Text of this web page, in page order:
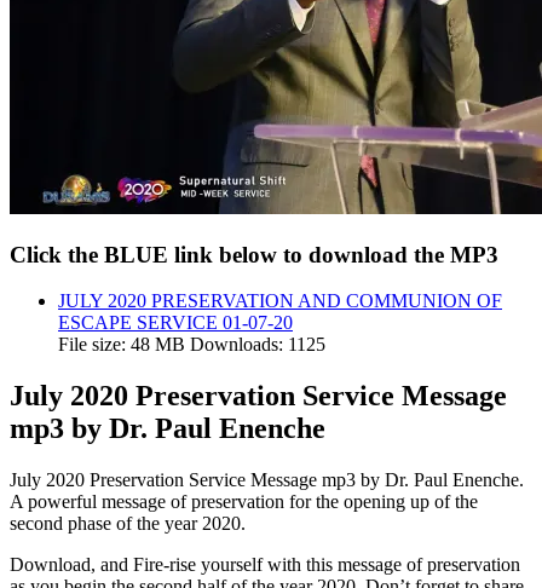
Click the BLUE link below to download the MP3
JULY 2020 PRESERVATION AND COMMUNION OF
ESCAPE SERVICE 01-07-20
File size: 48 MB Downloads: 1125
July 2020 Preservation Service Message
mp3 by Dr. Paul Enenche
July 2020 Preservation Service Message mp3 by Dr. Paul Enenche.
A powerful message of preservation for the opening up of the
second phase of the year 2020.
Download, and Fire-rise yourself with this message of preservation